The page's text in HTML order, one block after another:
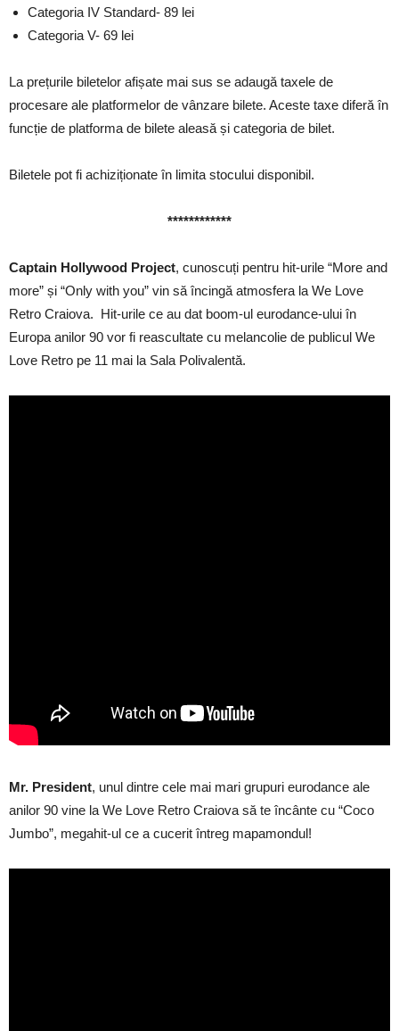
Categoria IV Standard- 89 lei
Categoria V- 69 lei
La prețurile biletelor afișate mai sus se adaugă taxele de
procesare ale platformelor de vânzare bilete. Aceste taxe diferă în
funcție de platforma de bilete aleasă și categoria de bilet.
Biletele pot fi achiziționate în limita stocului disponibil.
************
Captain Hollywood Project, cunoscuți pentru hit-urile “More and
more” și “Only with you” vin să încingă atmosfera la We Love
Retro Craiova. Hit-urile ce au dat boom-ul eurodance-ului în
Europa anilor 90 vor fi reascultate cu melancolie de publicul We
Love Retro pe 11 mai la Sala Polivalentă.
Mr. President, unul dintre cele mai mari grupuri eurodance ale
anilor 90 vine la We Love Retro Craiova să te încânte cu “Coco
Jumbo”, megahit-ul ce a cucerit întreg mapamondul!